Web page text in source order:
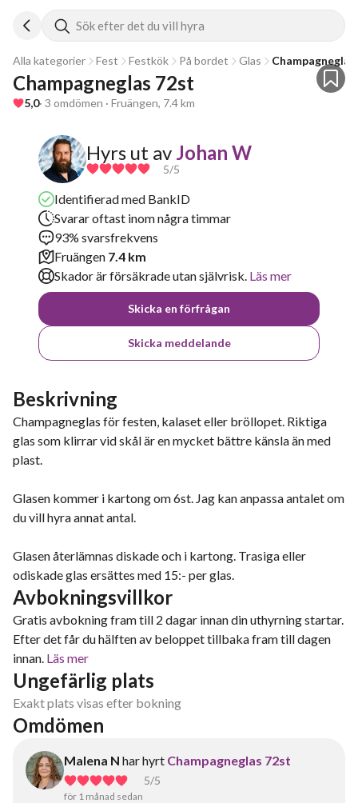
Sök efter det du vill hyra
Alla kategorier Fest Festkök På bordet Glas Champagneglas
Champagneglas 72st
5,0· 3 omdömen · Fruängen, 7.4 km
Hyrs ut av Johan W
5/5
Identifierad med BankID
Svarar oftast inom några timmar
93% svarsfrekvens
Fruängen 7.4 km
Skador är försäkrade utan självrisk. Läs mer
Skicka en förfrågan
Skicka meddelande
Beskrivning
Champagneglas för festen, kalaset eller bröllopet. Riktiga
glas som klirrar vid skål är en mycket bättre känsla än med
plast.
Glasen kommer i kartong om 6st. Jag kan anpassa antalet om
du vill hyra annat antal.
Glasen återlämnas diskade och i kartong. Trasiga eller
odiskade glas ersättes med 15:- per glas.
Avbokningsvillkor
Gratis avbokning fram till 2 dagar innan din uthyrning startar.
Efter det får du hälften av beloppet tillbaka fram till dagen
innan. Läs mer
Ungefärlig plats
Exakt plats visas efter bokning
Omdömen
Malena N har hyrt Champagneglas 72st
5/5
för 1 månad sedan